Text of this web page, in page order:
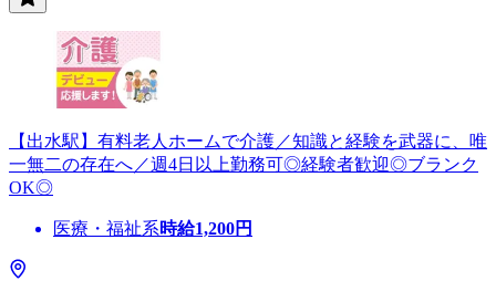
【出水駅】有料老人ホームで介護／知識と経験を武器に、唯
一無二の存在へ／週4日以上勤務可◎経験者歓迎◎ブランク
OK◎
医療・福祉系時給1,200円